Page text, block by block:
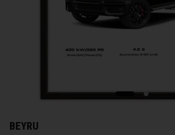
BEYRU